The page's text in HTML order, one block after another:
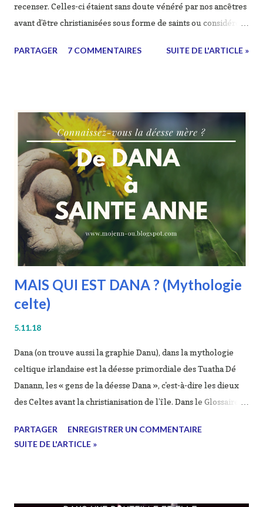
recenser. Celles-ci étaient sans doute vénéré par nos ancêtres
avant d’être christianisées sous forme de saints ou considérées
imposée. Il est important de remarquer que ces divinités
différemment selon le culte de chacun. Les divinités des
Celtes du continent : - TARANIS : c'était la divinité principale,
le dieu du tonnerre (taran) et des forces cosmiques
(symbolismes : la roue et le foudre), il sera assimilé à Jupiter
source - CERNUNNOS : dieu au crâne de cerf ("dieu au bois de
cervidé"), c'était un dieu de la fécondité terrienne, du
renouveau des forces de la nature, on...
PARTAGER 7 COMMENTAIRES SUITE DE L'ARTICLE »
MAIS QUI EST DANA ? (Mythologie
celte)
5.11.18
Dana (on trouve aussi la graphie Danu), dans la mythologie
celtique irlandaise est la déesse primordiale des Tuatha Dé
Danann, les « gens de la déesse Dana », c'est-à-dire les dieux
des Celtes avant la christianisation de l’île. Dans le Glossaire
Cormac de Cashel), elle est aussi appelée Ana et Anu. Elle est
PARTAGER
ENREGISTRER UN COMMENTAIRE
SUITE DE L'ARTICLE »